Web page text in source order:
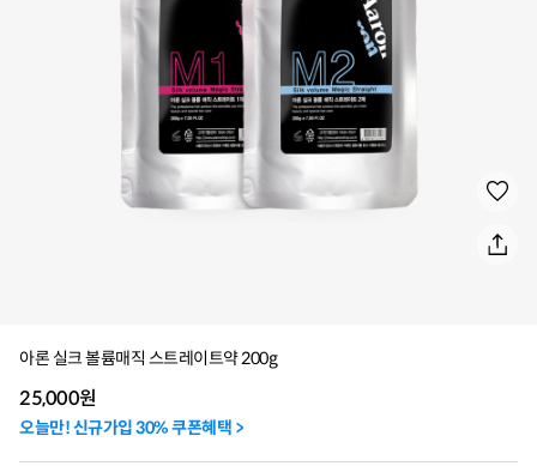
아론 실크 볼륨매직 스트레이트약 200g
25,000원
오늘만! 신규가입 30% 쿠폰혜택 >